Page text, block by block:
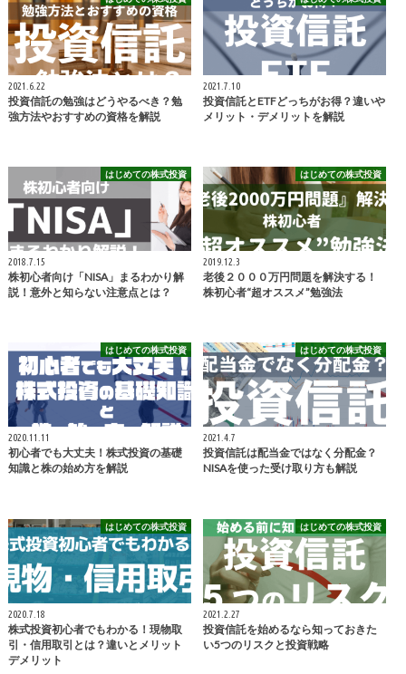
2021.6.22
投資信託の勉強はどうやるべき？勉
強方法やおすすめの資格を解説
2021.7.10
投資信託とETFどっちがお得？違いや
メリット・デメリットを解説
はじめての株式投資
2018.7.15
株初心者向け「NISA」まるわかり解
説！意外と知らない注意点とは？
はじめての株式投資
2019.12.3
老後２０００万円問題を解決する！
株初心者“超オススメ”勉強法
はじめての株式投資
2020.11.11
初心者でも大丈夫！株式投資の基礎
知識と株の始め方を解説
はじめての株式投資
2021.4.7
投資信託は配当金ではなく分配金？
NISAを使った受け取り方も解説
はじめての株式投資
2020.7.18
株式投資初心者でもわかる！現物取
引・信用取引とは？違いとメリット
デメリット
はじめての株式投資
2021.2.27
投資信託を始めるなら知っておきた
い5つのリスクと投資戦略